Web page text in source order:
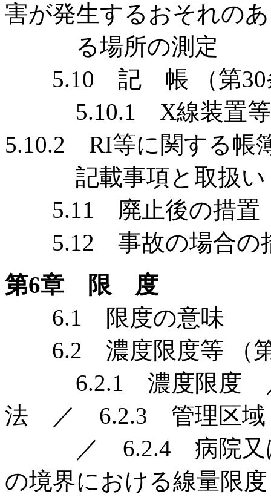
害が発生するおそれのあ
る場所の測定
5.10 記 帳 （第30
5.10.1 X線装置等
5.10.2 RI等に関する帳
記載事項と取扱い
5.11 廃止後の措置
5.12 事故の場合の措
第6章 限 度
6.1 限度の意味
6.2 濃度限度等 （第
6.2.1 濃度限度 ／
法 ／ 6.2.3 管理区域
／ 6.2.4 病院又は
の境界における線量限度